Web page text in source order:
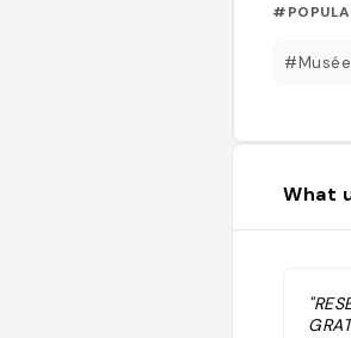
#Musée
What